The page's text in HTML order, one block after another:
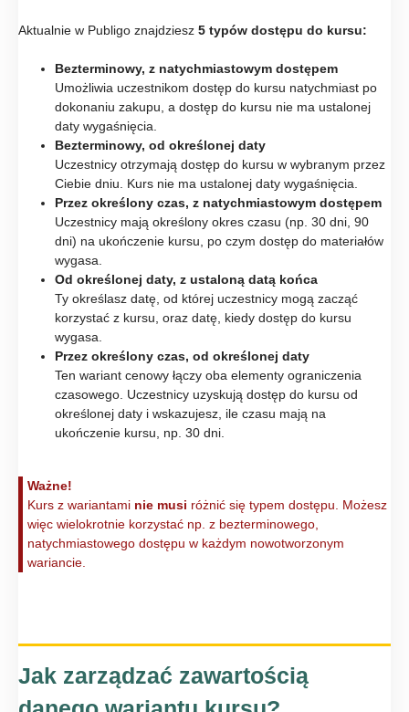
Aktualnie w Publigo znajdziesz 5 typów dostępu do kursu:
Bezterminowy, z natychmiastowym dostępem
Umożliwia uczestnikom dostęp do kursu natychmiast po
dokonaniu zakupu, a dostęp do kursu nie ma ustalonej
daty wygaśnięcia.
Bezterminowy, od określonej daty
Uczestnicy otrzymają dostęp do kursu w wybranym przez
Ciebie dniu. Kurs nie ma ustalonej daty wygaśnięcia.
Przez określony czas, z natychmiastowym dostępem
Uczestnicy mają określony okres czasu (np. 30 dni, 90
dni) na ukończenie kursu, po czym dostęp do materiałów
wygasa.
Od określonej daty, z ustaloną datą końca
Ty określasz datę, od której uczestnicy mogą zacząć
korzystać z kursu, oraz datę, kiedy dostęp do kursu
wygasa.
Przez określony czas, od określonej daty
Ten wariant cenowy łączy oba elementy ograniczenia
czasowego. Uczestnicy uzyskują dostęp do kursu od
określonej daty i wskazujesz, ile czasu mają na
ukończenie kursu, np. 30 dni.
Ważne!
Kurs z wariantami nie musi różnić się typem dostępu. Możesz
więc wielokrotnie korzystać np. z bezterminowego,
natychmiastowego dostępu w każdym nowotworzonym
wariancie.
Jak zarządzać zawartością